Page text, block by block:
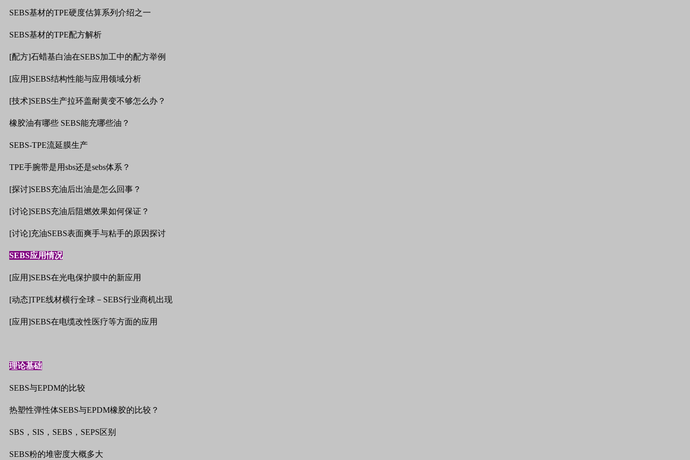
SEBS基材的TPE硬度估算系列介绍之一
SEBS基材的TPE配方解析
[配方]石蜡基白油在SEBS加工中的配方举例
[应用]SEBS结构性能与应用领域分析
[技术]SEBS生产拉环盖耐黄变不够怎么办？
橡胶油有哪些 SEBS能充哪些油？
SEBS-TPE流延膜生产
TPE手腕带是用sbs还是sebs体系？
[探讨]SEBS充油后出油是怎么回事？
[讨论]SEBS充油后阻燃效果如何保证？
[讨论]充油SEBS表面爽手与粘手的原因探讨
SEBS应用情况
[应用]SEBS在光电保护膜中的新应用
[动态]TPE线材横行全球－ SEBS行业商机出现
[应用]SEBS在电缆改性医疗等方面的应用
理论基础
SEBS与EPDM的比较
热塑性弹性体SEBS与EPDM橡胶的比较？
SBS ， SIS ， SEBS ， SEPS区别
SEBS粉的堆密度大概多大